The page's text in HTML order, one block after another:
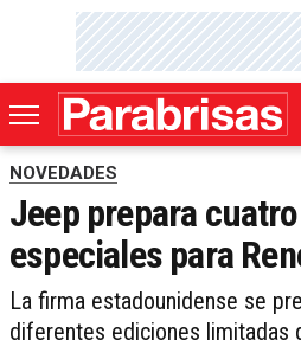
NOVEDADES
Jeep prepara
especiales para
La firma estadounidense se
diferentes ediciones limitadas